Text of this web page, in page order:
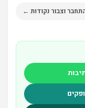
וצבור נקודות ←